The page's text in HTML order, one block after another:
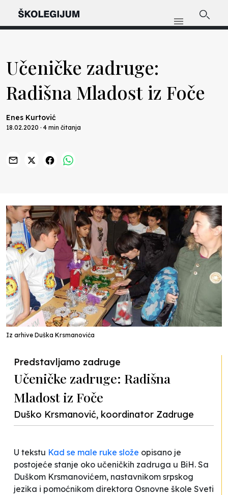
Učeničke zadruge:
Radišna Mladost iz Foče
Enes Kurtović
18.02.2020 · 4 min čitanja
Iz arhive Duška Krsmanovića
Predstavljamo zadruge
Učeničke zadruge: Radišna
Mladost iz Foče
Duško Krsmanović, koordinator Zadruge
U tekstu Kad se male ruke slože opisano je
postojeće stanje oko učeničkih zadruga u BiH. Sa
Duškom Krsmanovićem, nastavnikom srpskog
jezika i pomoćnikom direktora Osnovne škole Sveti